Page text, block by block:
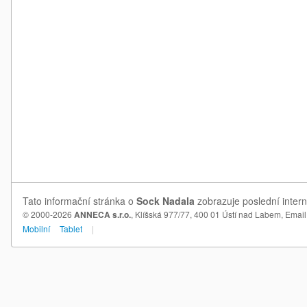
Tato informační stránka o Sock Nadala zobrazuje poslední
© 2000-2026 ANNECA s.r.o., Klíšská 977/77, 400 01 Ústí nad Labem,
Mobilní
Tablet |